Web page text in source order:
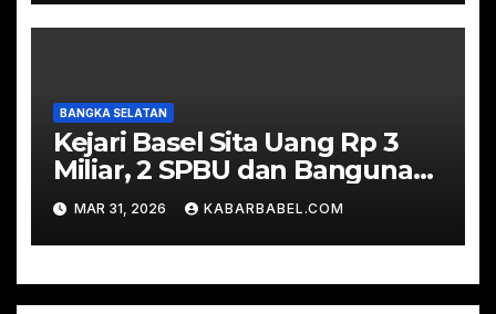
BANGKA SELATAN
Kejari Basel Sita Uang Rp 3
Miliar, 2 SPBU dan Bangunan
Ruko dalam Perkara Korupsi
Timah
MAR 31, 2026 KABARBABEL.COM